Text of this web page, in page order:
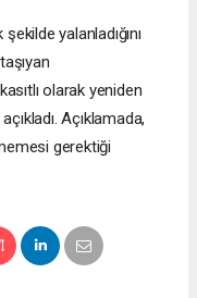
yalanladığını
olarak yeniden
Açıklamada,
gerektiği